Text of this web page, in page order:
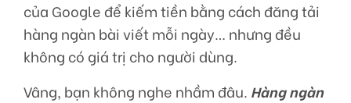
của Google để kiếm tiền bằng cách đăng tải
hàng ngàn bài viết mỗi ngày… nhưng đều
không có giá trị cho người dùng.
Vâng, bạn không nghe nhầm đâu. Hàng ngàn